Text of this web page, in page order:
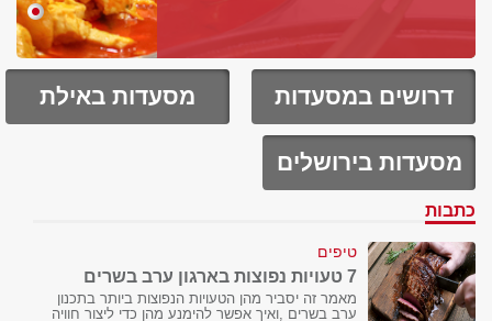
דרושים במסעדות מסעדות באילת
מסעדות בירושלים
כתבות
טיפים
7 טעויות נפוצות בארגון ערב בשרים
מאמר זה יסביר מהן הטעויות הנפוצות ביותר בתכנון
ערב בשרים ,ואיך אפשר להימנע מהן כדי ליצור חוויה